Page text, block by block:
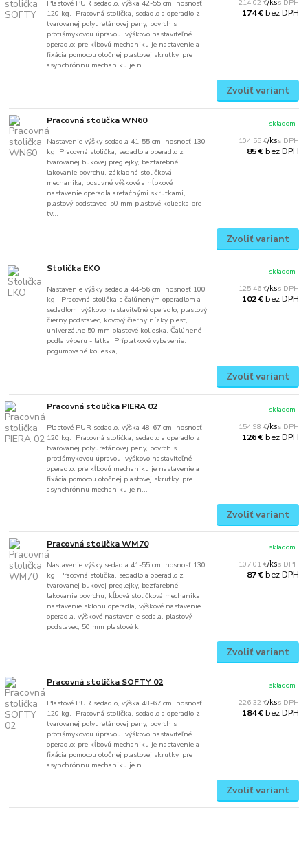
Plastové PUR sedadlo, výška 42-55 cm, nosnosť
120 kg. Pracovná stolička, sedadlo a operadlo z
tvarovanej polyuretánovej peny, povrch s
protišmykovou úpravou, výškovo nastaviteľné
operadlo: pre kĺbovú mechaniku je nastavenie a
fixácia pomocou otočnej plastovej skrutky, pre
asynchrónnu mechaniku je n...
214,02 €/ks
174 €bez DPH
Zvoliť variant
Pracovná stolička WN60
Nastavenie výšky sedadla 41-55 cm, nosnosť 130
kg. Pracovná stolička, sedadlo a operadlo z
tvarovanej bukovej preglejky, bezfarebné
lakovanie povrchu, základná stoličková
mechanika, posuvné výškové a hĺbkové
nastavenie operadla aretačnými skrutkami,
plastový podstavec, 50 mm plastové kolieska pre
tv...
104,55 €/ks
85 €bez DPH
skladom
Zvoliť variant
Stolička EKO
Nastavenie výšky sedadla 44-56 cm, nosnosť 100
kg. Pracovná stolička s čalúneným operadlom a
sedadlom, výškovo nastaviteľné operadlo, plastový
čierny podstavec, kovový čierny nízky piest,
univerzálne 50 mm plastové kolieska. Čalúnené
podľa výberu - látka. Príplatkové vybavenie:
pogumované kolieska,...
125,46 €/ks
102 €bez DPH
skladom
Zvoliť variant
Pracovná stolička PIERA 02
Plastové PUR sedadlo, výška 48-67 cm, nosnosť
120 kg. Pracovná stolička, sedadlo a operadlo z
tvarovanej polyuretánovej peny, povrch s
protišmykovou úpravou, výškovo nastaviteľné
operadlo: pre kĺbovú mechaniku je nastavenie a
fixácia pomocou otočnej plastovej skrutky, pre
asynchrónnu mechaniku je n...
154,98 €/ks
126 €bez DPH
skladom
Zvoliť variant
Pracovná stolička WM70
Nastavenie výšky sedadla 41-55 cm, nosnosť 130
kg. Pracovná stolička, sedadlo a operadlo z
tvarovanej bukovej preglejky, bezfarebné
lakovanie povrchu, kĺbová stoličková mechanika,
nastavenie sklonu operadla, výškové nastavenie
operadla, výškové nastavenie sedala, plastový
podstavec, 50 mm plastové k...
107,01 €/ks
87 €bez DPH
skladom
Zvoliť variant
Pracovná stolička SOFTY 02
Plastové PUR sedadlo, výška 48-67 cm, nosnosť
120 kg. Pracovná stolička, sedadlo a operadlo z
tvarovanej polyuretánovej peny, povrch s
protišmykovou úpravou, výškovo nastaviteľné
operadlo: pre kĺbovú mechaniku je nastavenie a
fixácia pomocou otočnej plastovej skrutky, pre
asynchrónnu mechaniku je n...
226,32 €/ks
184 €bez DPH
skladom
Zvoliť variant